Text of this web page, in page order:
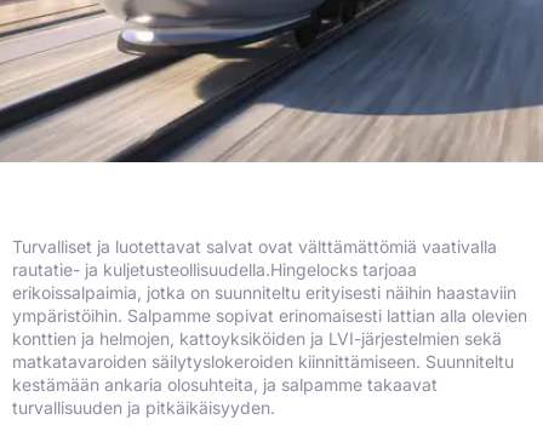
Turvalliset ja luotettavat salvat ovat välttämättömiä vaativalla
rautatie- ja kuljetusteollisuudella.Hingelocks tarjoaa
erikoissalpaimia, jotka on suunniteltu erityisesti näihin haastaviin
ympäristöihin. Salpamme sopivat erinomaisesti lattian alla olevien
konttien ja helmojen, kattoyksiköiden ja LVI-järjestelmien sekä
matkatavaroiden säilytyslokeroiden kiinnittämiseen. Suunniteltu
kestämään ankaria olosuhteita, ja salpamme takaavat
turvallisuuden ja pitkäikäisyyden.